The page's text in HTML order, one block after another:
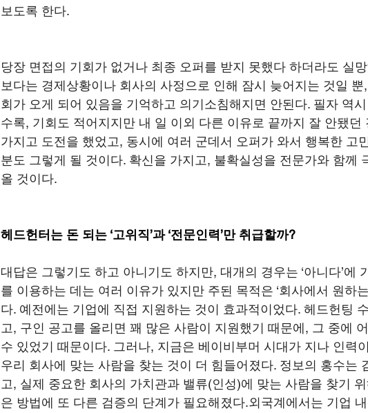
보도록 한다.
당장 면접의 기회가 없거나 최종 오퍼를 받지 못했다 하더라도 실
보다는 경제상황이나 회사의 사정으로 인해 잠시 늦어지는 것일
회가 오게 되어 있음을 기억하고 의기소침해지면 안된다. 필자 역
수록, 기회도 적어지지만 내 일 이외 다른 이유로 끝까지 잘 안됐던
가지고 도전을 했었고, 동시에 여러 군데서 오퍼가 와서 행복한 고
분도 그렇게 될 것이다. 확신을 가지고, 불확실성을 전문가와 함께
올 것이다.
헤드헌터는 돈 되는 ‘고위직’과 ‘전문인력’만 취급할까?
대답은 그렇기도 하고 아니기도 하지만, 대개의 경우는 ‘아니다’에
를 이용하는 데는 여러 이유가 있지만 주된 목적은 ‘회사에서 원하
다. 예전에는 기업에 직접 지원하는 것이 효과적이었다. 헤드헌팅
고, 구인 공고를 올리면 꽤 많은 사람이 지원했기 때문에, 그 중에
수 있었기 때문이다. 그러나, 지금은 베이비부머 시대가 지나 인력
우리 회사에 맞는 사람을 찾는 것이 더 힘들어졌다. 정보의 홍수는
고, 실제 중요한 회사의 가치관과 밸류(인성)에 맞는 사람을 찾기
은 방법에 또 다른 검증의 단계가 필요해졌다.외국계에서는 기업